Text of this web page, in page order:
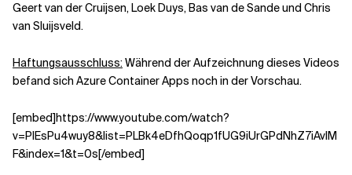
Verwandte Themen
Geert van der Cruijsen, Loek Duys, Bas van de Sande und Chris
van Sluijsveld.
Haftungsausschluss:Während der Aufzeichnung dieses Videos
befand sich Azure Container Apps noch in der Vorschau.
[embed]https://www.youtube.com/watch?
v=PIEsPu4wuy8&list=PLBk4eDfhQoqp1fUG9iUrGPdNhZ7iAvIM
F&index=1&t=0s[/embed]